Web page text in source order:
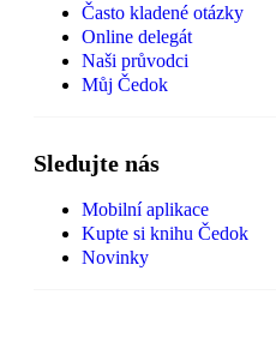
Často kladené otázky
Online delegát
Naši průvodci
Můj Čedok
Sledujte nás
Mobilní aplikace
Kupte si knihu Čedok
Novinky